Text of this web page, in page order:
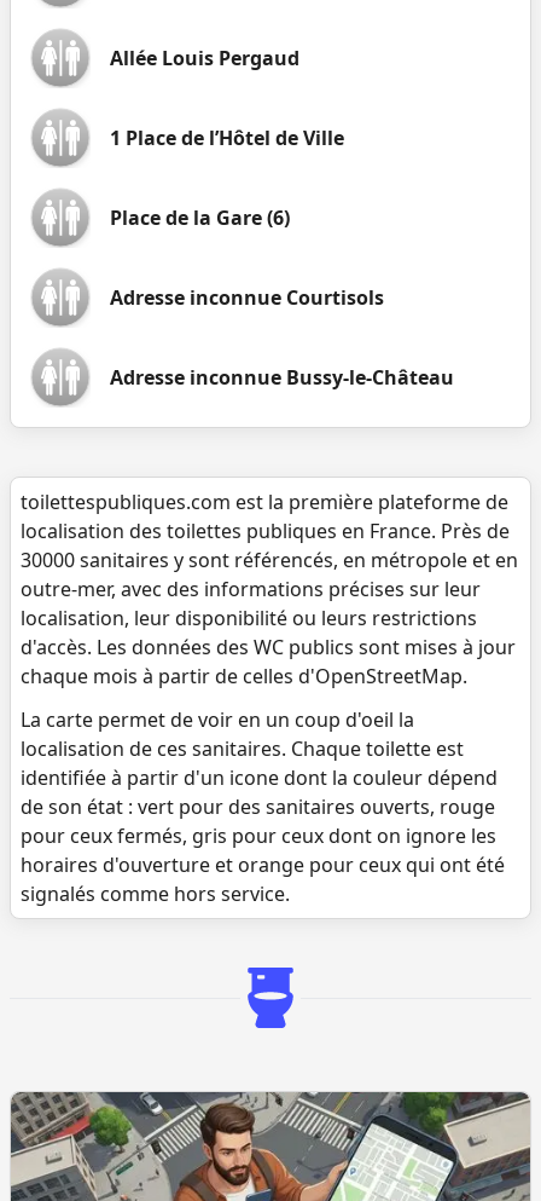
Allée Louis Pergaud
1 Place de l’Hôtel de Ville
Place de la Gare (6)
Adresse inconnue Courtisols
Adresse inconnue Bussy-le-Château
toilettespubliques.com est la première plateforme de
localisation des toilettes publiques en France. Près de
30000 sanitaires y sont référencés, en métropole et en
outre-mer, avec des informations précises sur leur
localisation, leur disponibilité ou leurs restrictions
d'accès. Les données des WC publics sont mises à jour
chaque mois à partir de celles d'OpenStreetMap.
La carte permet de voir en un coup d'oeil la
localisation de ces sanitaires. Chaque toilette est
identifiée à partir d'un icone dont la couleur dépend
de son état : vert pour des sanitaires ouverts, rouge
pour ceux fermés, gris pour ceux dont on ignore les
horaires d'ouverture et orange pour ceux qui ont été
signalés comme hors service.